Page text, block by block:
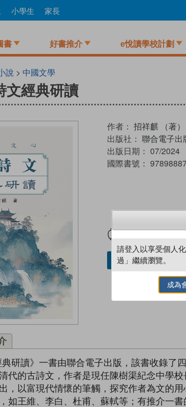
小學生 家長
書 好書推介 e悅讀學校計劃
說 > 中國文學
文經典研讀
作者： 招祥麒 （著）
出版社： 聯合電子出
出版日期： 07/2024
國際書號：
加入／閱讀電子
典研讀》一書由聯合電子出版，該書收錄了
代的古詩文，作者是現任陳樹渠紀念中學校
，以富現代情懷的筆觸，探究作者為文的
如王維、李白、杜甫、蘇軾等；有推介一
請登入以享受個人
過」繼續瀏覽。
成為